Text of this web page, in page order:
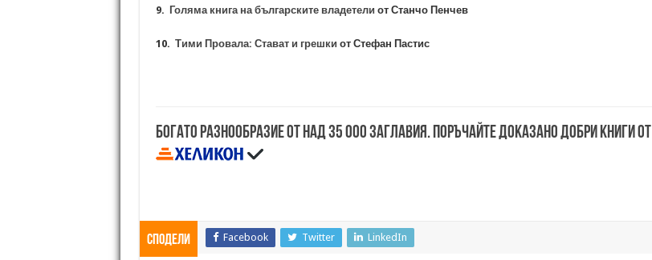
9. Голяма книга на българските владетели от Станчо Пенчев
10. Тими Провала: Стават и грешки от Стефан Пастис
Богато разнообразие от над 35 000 заглавия. Поръчайте доказано добри книги от
Сподели Facebook Twitter LinkedIn